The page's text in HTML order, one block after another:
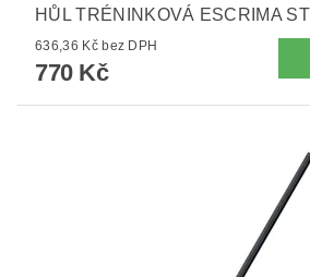
HŮL TRÉNINKOVÁ ESCRIMA
636,36 Kč bez DPH
770 Kč